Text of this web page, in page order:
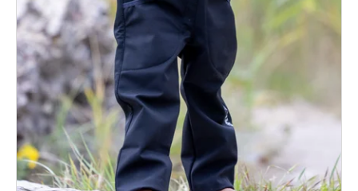
s
p
r
o
d
u
k
t
ů